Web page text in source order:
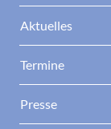
Aktuelles
Termine
Presse